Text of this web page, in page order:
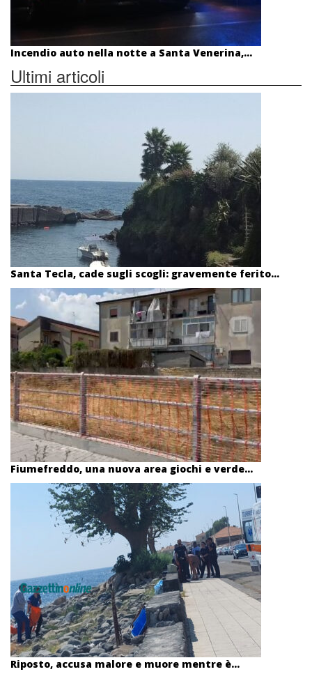
Incendio auto nella notte a Santa Venerina,...
Ultimi articoli
Santa Tecla, cade sugli scogli: gravemente ferito...
Fiumefreddo, una nuova area giochi e verde...
Riposto, accusa malore e muore mentre è...